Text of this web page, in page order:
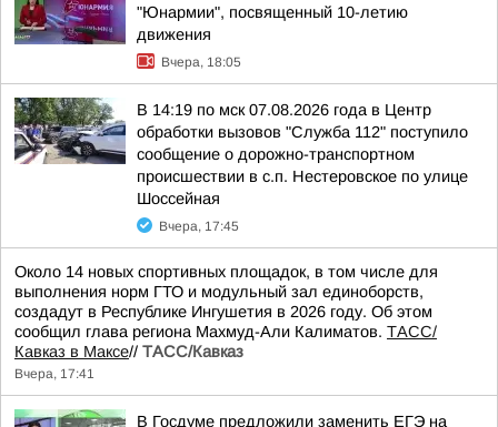
"Юнармии", посвященный 10-летию
движения
Вчера, 18:05
В 14:19 по мск 07.08.2026 года в Центр
обработки вызовов "Служба 112" поступило
сообщение о дорожно-транспортном
происшествии в с.п. Нестеровское по улице
Шоссейная
Вчера, 17:45
Около 14 новых спортивных площадок, в том числе для
выполнения норм ГТО и модульный зал единоборств,
создадут в Республике Ингушетия в 2026 году. Об этом
сообщил глава региона Махмуд-Али Калиматов. ТАСС/
Кавказ в Максе// ТАСС/Кавказ
Вчера, 17:41
В Госдуме предложили заменить ЕГЭ на